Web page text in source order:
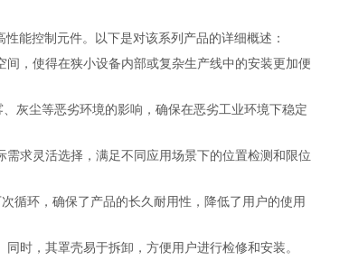
能控制元件。以下是对该系列产品的详细概述：
，使得在狭小设备内部或复杂生产线中的安装更加便
灰尘等恶劣环境的影响，确保在恶劣工业环境下稳定
求灵活选择，满足不同应用场景下的位置检测和限位
循环，确保了产品的长久耐用性，降低了用户的使用
时，其罩壳易于拆卸，方便用户进行检修和安装。